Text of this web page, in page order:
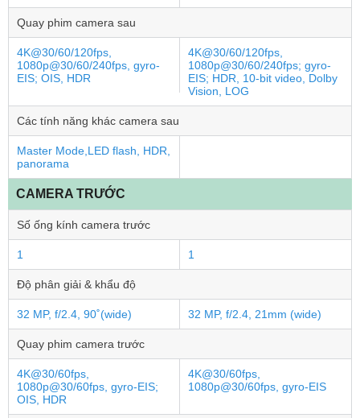
Quay phim camera sau
4K@30/60/120fps,
1080p@30/60/240fps, gyro-
EIS; OIS, HDR
4K@30/60/120fps,
1080p@30/60/240fps; gyro-
EIS; HDR, 10‑bit video, Dolby
Vision, LOG
Các tính năng khác camera sau
Master Mode,LED flash, HDR,
panorama
CAMERA TRƯỚC
Số ống kính camera trước
1 1
Độ phân giải & khẩu độ
32 MP, f/2.4, 90˚(wide) 32 MP, f/2.4, 21mm (wide)
Quay phim camera trước
4K@30/60fps,
1080p@30/60fps, gyro-EIS;
OIS, HDR
4K@30/60fps,
1080p@30/60fps, gyro-EIS